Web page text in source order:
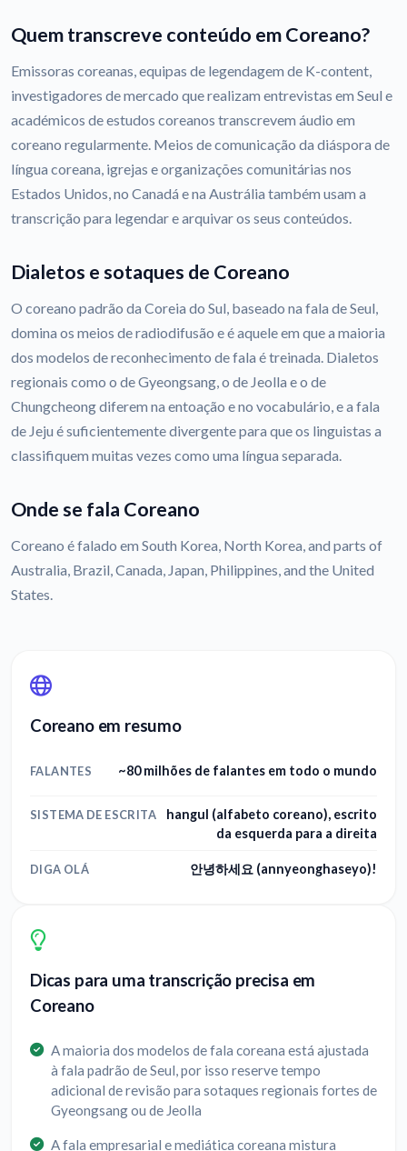
Quem transcreve conteúdo em Coreano?
Emissoras coreanas, equipas de legendagem de K-content,
investigadores de mercado que realizam entrevistas em Seul e
académicos de estudos coreanos transcrevem áudio em
coreano regularmente. Meios de comunicação da diáspora de
língua coreana, igrejas e organizações comunitárias nos
Estados Unidos, no Canadá e na Austrália também usam a
transcrição para legendar e arquivar os seus conteúdos.
Dialetos e sotaques de Coreano
O coreano padrão da Coreia do Sul, baseado na fala de Seul,
domina os meios de radiodifusão e é aquele em que a maioria
dos modelos de reconhecimento de fala é treinada. Dialetos
regionais como o de Gyeongsang, o de Jeolla e o de
Chungcheong diferem na entoação e no vocabulário, e a fala
de Jeju é suficientemente divergente para que os linguistas a
classifiquem muitas vezes como uma língua separada.
Onde se fala Coreano
Coreano é falado em South Korea, North Korea, and parts of
Australia, Brazil, Canada, Japan, Philippines, and the United
States.
Coreano em resumo
FALANTES ~80 milhões de falantes em todo o mundo
SISTEMA DE ESCRITA
hangul (alfabeto coreano), escrito
da esquerda para a direita
DIGA OLÁ 안녕하세요 (annyeonghaseyo)!
Dicas para uma transcrição precisa em
Coreano
A maioria dos modelos de fala coreana está ajustada
à fala padrão de Seul, por isso reserve tempo
adicional de revisão para sotaques regionais fortes de
Gyeongsang ou de Jeolla
A fala empresarial e mediática coreana mistura